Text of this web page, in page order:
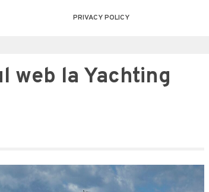
PRIVACY POLICY
web la Yachting